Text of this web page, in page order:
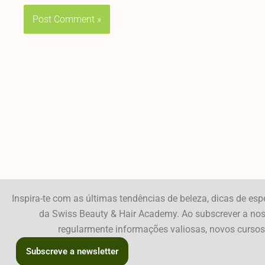
Inspira-te com as últimas tendências de beleza, dicas de
da Swiss Beauty & Hair Academy. Ao subscrever a
regularmente informações valiosas, novos
Subscreve a newsletter